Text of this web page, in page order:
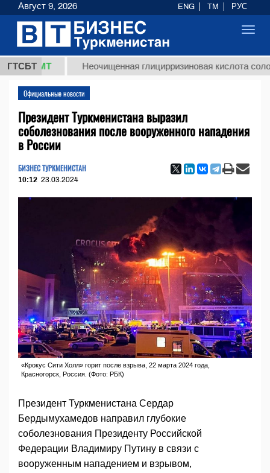
ГТСБТ
ТМТ Неочищенная глицирризиновая кислота
Официальные новости
Президент Туркменистана выразил
соболезнования после вооруженного нападения
в России
БИЗНЕС ТУРКМЕНИСТАН
10:12 23.03.2024
«Крокус Сити Холл» горит после взрыва, 22 марта 2024 года,
Красногорск, Россия. (Фото: РБК)
Президент Туркменистана Сердар
Бердымухамедов направил глубокие
соболезнования Президенту Российской
Федерации Владимиру Путину в связи с
вооруженным нападением и взрывом,
Август 9, 2026 ENG TM РУС